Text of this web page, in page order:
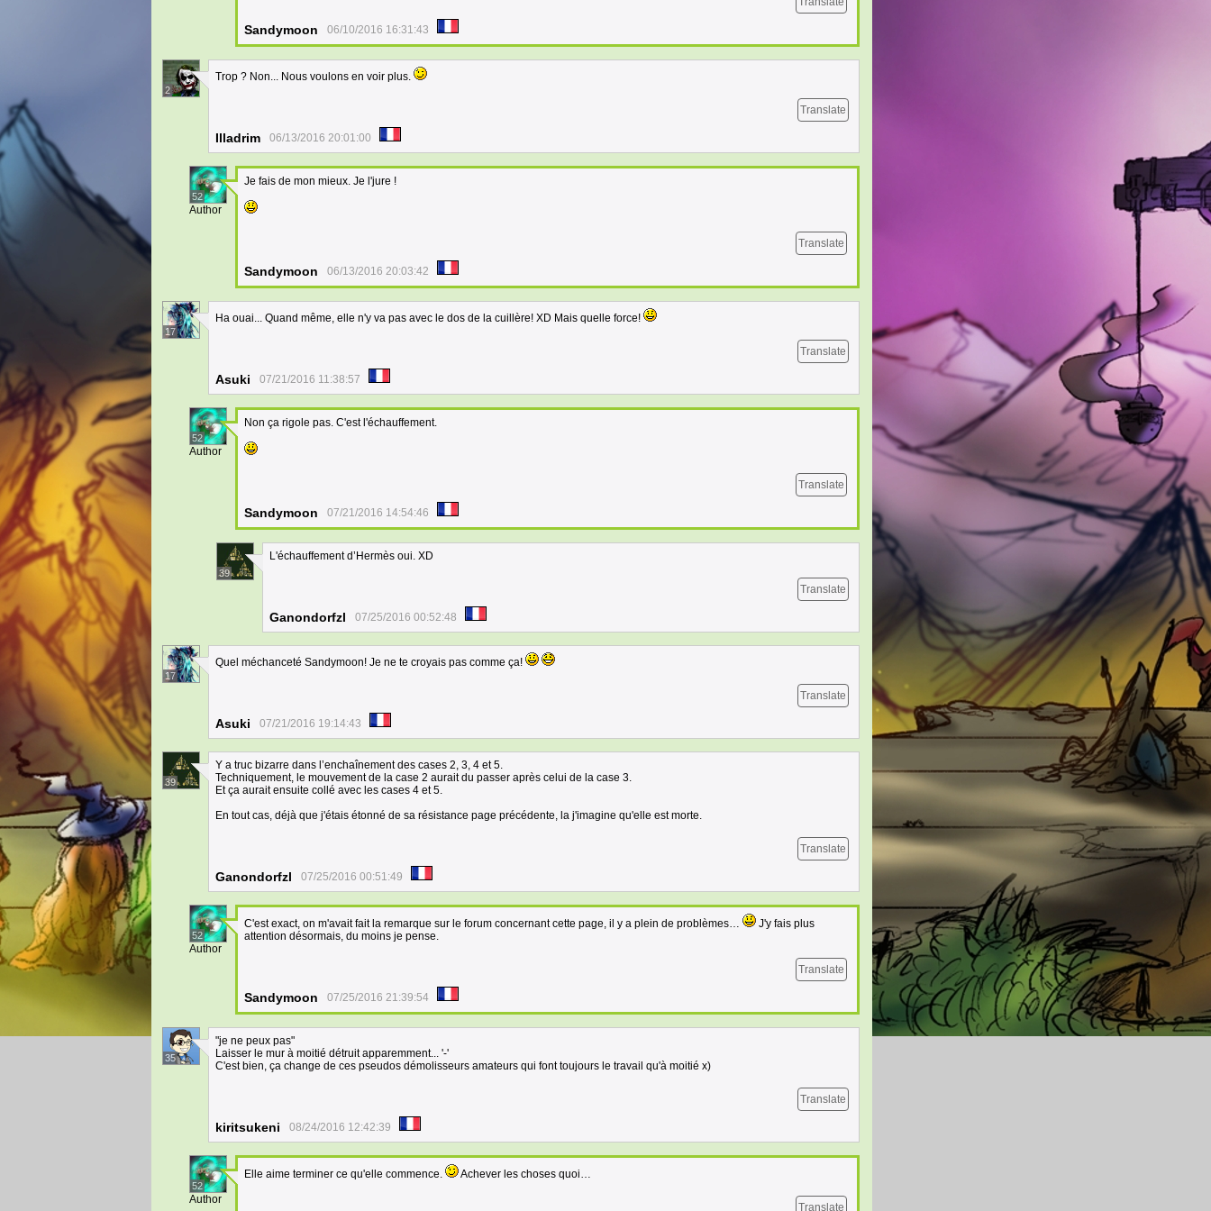
Sandymoon 06/10/2016 16:31:43
2
Trop ? Non... Nous voulons en voir plus.
Translate
Illadrim 06/13/2016 20:01:00
52
Author
Je fais de mon mieux. Je l'jure !
Translate
Sandymoon 06/13/2016 20:03:42
17
Ha ouai... Quand même, elle n'y va pas avec le dos de la cuillère! XD Mais quelle force!
Translate
Asuki 07/21/2016 11:38:57
52
Author
Non ça rigole pas. C'est l'échauffement.
Translate
Sandymoon 07/21/2016 14:54:46
39
L'échauffement d’Hermès oui. XD
Translate
Ganondorfzl 07/25/2016 00:52:48
17
Quel méchanceté Sandymoon! Je ne te croyais pas comme ça!
Translate
Asuki 07/21/2016 19:14:43
39
Y a truc bizarre dans l’enchaînement des cases 2, 3, 4 et 5.
Techniquement, le mouvement de la case 2 aurait du passer après celui de la case 3.
Et ça aurait ensuite collé avec les cases 4 et 5.
En tout cas, déjà que j'étais étonné de sa résistance page précédente, la j'imagine qu'elle est morte.
Translate
Ganondorfzl 07/25/2016 00:51:49
52
Author
C'est exact, on m'avait fait la remarque sur le forum concernant cette page, il y a plein de problèmes…
J'y fais plus
attention désormais, du moins je pense.
Translate
Sandymoon 07/25/2016 21:39:54
35
"je ne peux pas"
Laisser le mur à moitié détruit apparemment... '-'
C'est bien, ça change de ces pseudos démolisseurs amateurs qui font toujours le travail qu'à moitié x)
Translate
kiritsukeni 08/24/2016 12:42:39
52
Author
Elle aime terminer ce qu'elle commence. Achever les choses quoi…
Translate